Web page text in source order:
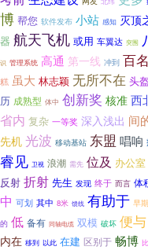
博 帮您 软件发布 小站 感知 灭顶
器 航天飞机 或用 车翼达 突围
识 管理系统 高通 第一线 冲到 百名
糕 虽大 林志颖 无所不在 头盔
历 成熟型 体中 创新奖 核准 西
省内 复杂 一等奖 深入浅出 间
先机 光波 移动基站 东盟 唱响
睿见 卫视 浪潮 需先 位及 办公室
反射 折射 先生 发现 终于 而言 体
中 可划 其中 8米 馈线 有助于 早期
的 低 备有 同轴电缆 双模 破坏 便与
内在 移到 以此 在建 区别于 畅博